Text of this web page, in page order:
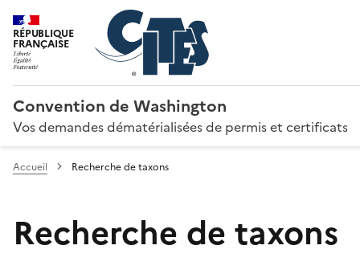
RÉPUBLIQUE
FRANÇAISE
Convention de Washington
Vos demandes dématérialisées de permis et certificats
Accueil Recherche de taxons
Recherche de taxons